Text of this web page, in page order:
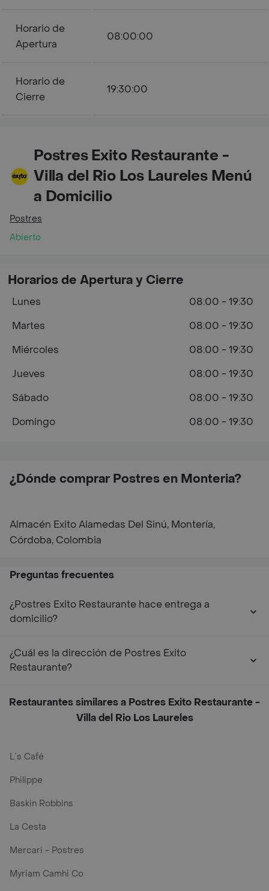
Horario de
Apertura
08:00:00
Horario de
Cierre
19:30:00
Postres Exito Restaurante -
Villa del Rio Los Laureles Menú
a Domicilio
Postres
Abierto
¿Dónde comprar Postres en Monteria?
Almacén Exito Alamedas Del Sinú, Montería,
Córdoba, Colombia
Horarios de Apertura y Cierre
Lunes
08:00 - 19:30
Martes
08:00 - 19:30
Miércoles
08:00 - 19:30
Jueves
08:00 - 19:30
Sábado
08:00 - 19:30
Domingo
08:00 - 19:30
Preguntas frecuentes
¿Postres Exito Restaurante hace entrega a
domicilio?
¿Cuál es la dirección de Postres Exito
Restaurante?
Restaurantes similares a Postres Exito Restaurante -
Villa del Rio Los Laureles
L´s Café
Philippe
Baskin Robbins
La Cesta
Mercari - Postres
Myriam Camhi Co